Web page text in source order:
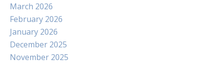
March 2026
February 2026
January 2026
December 2025
November 2025